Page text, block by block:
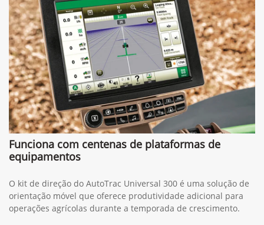
Funciona com centenas de plataformas de
equipamentos
O kit de direção do AutoTrac Universal 300 é uma solução de
orientação móvel que oferece produtividade adicional para
operações agrícolas durante a temporada de crescimento.